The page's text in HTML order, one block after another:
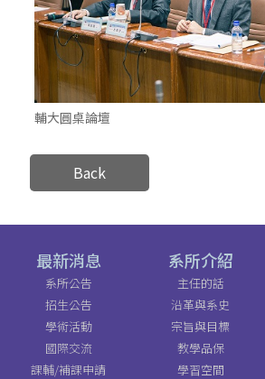
輔大圓桌論壇
Back
最新消息
系所公告
招生公告
學術活動
國際交流
課輔/補課申請
系所介紹
主任的話
沿革與系史
宗旨與目標
教學品保
學習空間